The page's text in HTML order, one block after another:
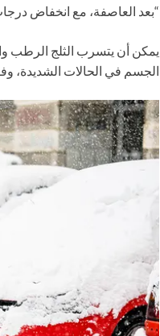
“بعد العاصفة، مع انخفاض
يمكن أن يتسرب الثلج الرطب
الجسم في الحالات الشديدة،